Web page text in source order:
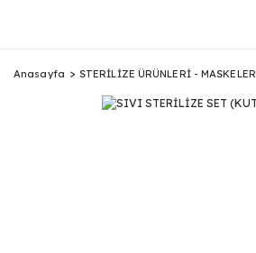
Anasayfa STERİLİZE ÜRÜNLERİ - MASKELER